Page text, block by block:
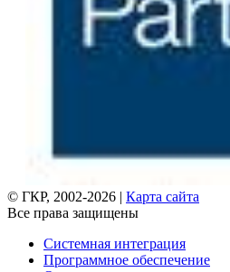
© ГКР, 2002-2026 | Карта сайта
Все права защищены
Системная интеграция
Программное обеспечение